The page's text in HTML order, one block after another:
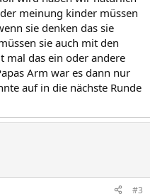
meinung kinder müssen
sie denken das sie
sie auch mit den
mal das ein oder andere
Arm war es dann nur
auf in die nächste Runde
#3